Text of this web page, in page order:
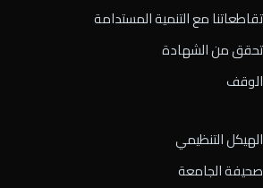
تقاطعاتنا مع التنمية المستدامة
تحقق من الشهادة
الوقف
الهيكل التنظيمي
صحيفة الجامعة